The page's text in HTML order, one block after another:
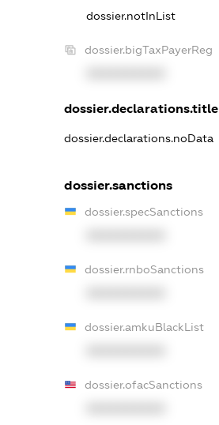
dossier.notInList
dossier.bigTaxPayerReg
dossier.declarations.title
dossier.declarations.noData
dossier.sanctions
dossier.specSanctions
dossier.rnboSanctions
dossier.amkuBlackList
dossier.ofacSanctions